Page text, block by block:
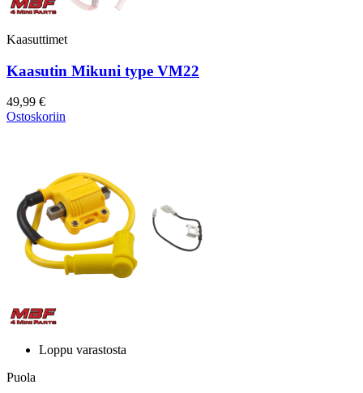
Kaasuttimet
Kaasutin Mikuni type VM22
49,99 €
Ostoskoriin
Loppu varastosta
Puola